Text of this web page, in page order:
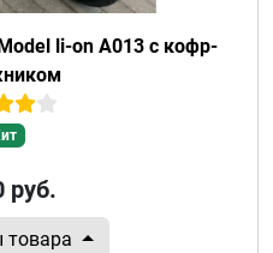
li-on A013 с кофр-
руб.
товара